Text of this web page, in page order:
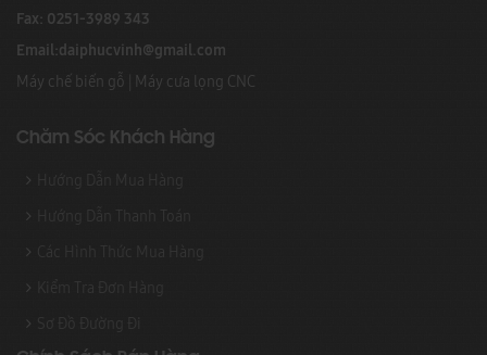
Fax: 0251-3989 343
Email:daiphucvinh@gmail.com
Máy chế biến gỗ Máy cưa lọng CNC
Chăm Sóc Khách Hàng